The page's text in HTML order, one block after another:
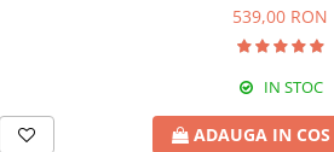
539,00 RON
IN STOC
ADAUGA IN COS